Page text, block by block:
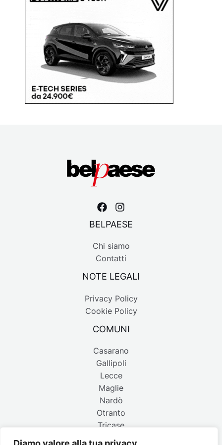
BELPAESE
Chi siamo
Contatti
NOTE LEGALI
Privacy Policy
Cookie Policy
COMUNI
Casarano
Gallipoli
Lecce
Maglie
Nardò
Otranto
Tricase